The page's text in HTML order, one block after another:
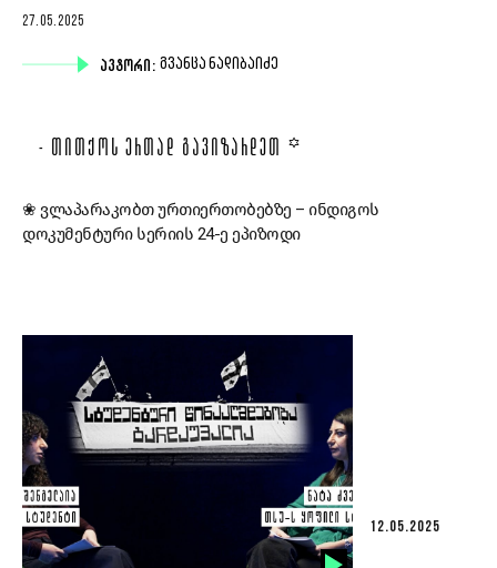
27.05.2025
ᲐᲕᲢᲝᲠᲘ: ᲒᲕᲐᲜᲪᲐ ᲜᲐᲓᲘᲑᲐᲘᲫᲔ
- ᲗᲘᲗᲥᲝᲡ ᲔᲠᲗᲐᲓ ᲒᲐᲕᲘᲖᲐᲠᲓᲔᲗ ꙳
❀ ვლაპარაკობთ ურთიერთობებზე – ინდიგოს
დოკუმენტური სერიის 24-ე ეპიზოდი
12.05.2025